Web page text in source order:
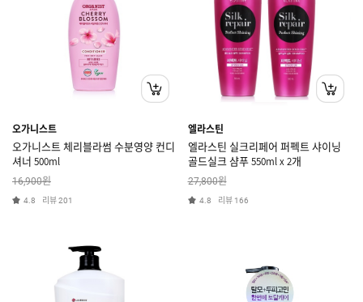
오가니스트
오가니스트 체리블라썸 수분영양 컨디
셔너 500ml
16,900원
4.8 리뷰201
엘라스틴
엘라스틴 실크리페어 퍼펙트 샤이닝
골드실크 샴푸 550ml x 2개
27,800원
4.8 리뷰 166